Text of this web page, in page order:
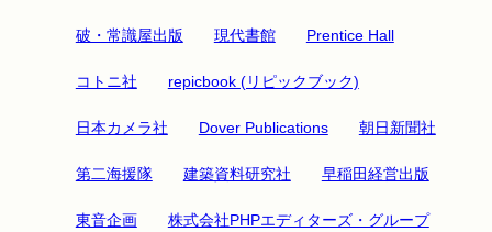
破・常識屋出版 現代書館 Prentice Hall
コトニ社 repicbook (リピックブック)
日本カメラ社 Dover Publications 朝日新聞社
第二海援隊 建築資料研究社 早稲田経営出版
東音企画 株式会社PHPエディターズ・グループ